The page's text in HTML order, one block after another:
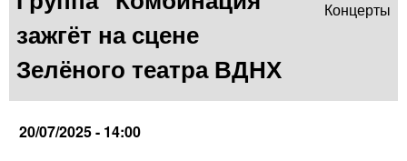
зажгёт на сцене
Зелёного театра ВДНХ
Концерты
20/07/2025 - 14:00